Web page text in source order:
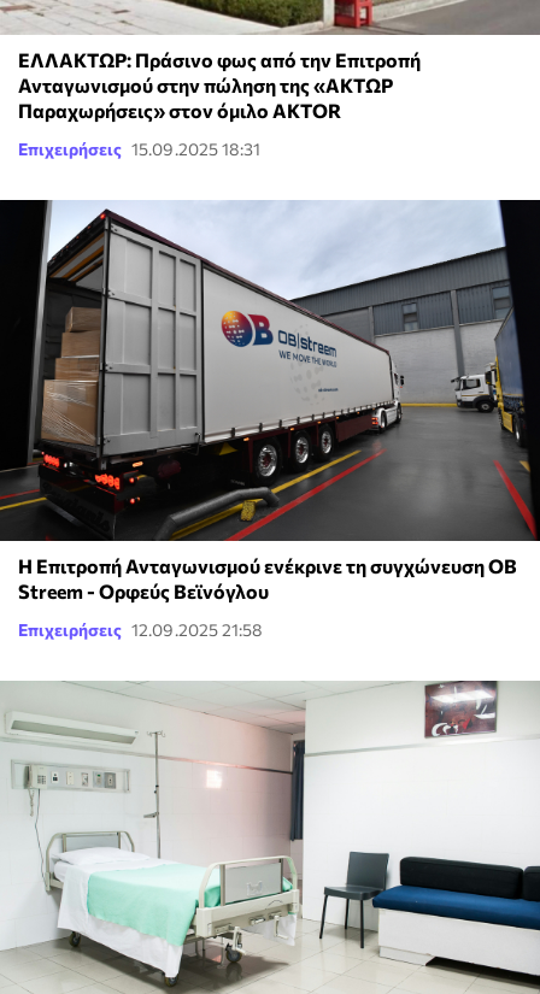
ΕΛΛΑΚΤΩΡ: Πράσινο φως από την Επιτροπή
Ανταγωνισμού στην πώληση της «ΑΚΤΩΡ
Παραχωρήσεις» στον όμιλο AKTOR
Επιχειρήσεις 15.09.2025 18:31
Η Επιτροπή Ανταγωνισμού ενέκρινε τη συγχώνευση ΟΒ
Streem - Ορφεύς Βεϊνόγλου
Επιχειρήσεις 12.09.2025 21:58